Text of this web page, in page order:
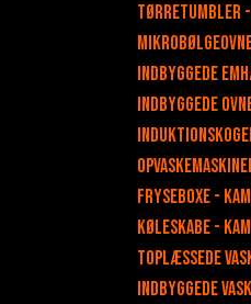
Tørretumbler -
Indbyggede
Indbyggede
Fryseboxe -
Køleskabe -
Toplæssede
Indbyggede